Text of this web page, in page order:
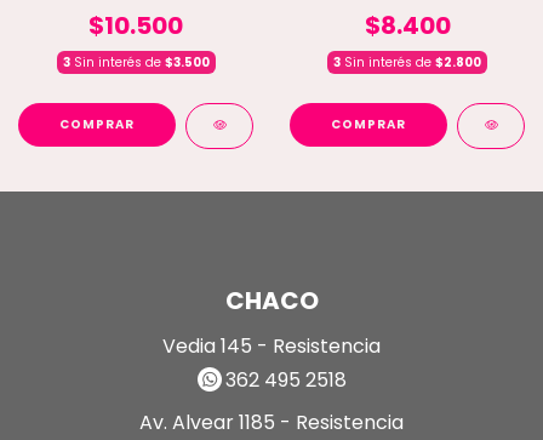
$10.500
3Sin interés de $3.500
COMPRAR
$8.400
3 Sin interés de $2.800
COMPRAR
CHACO
Vedia 145 - Resistencia
362 495 2518
Av. Alvear 1185 - Resistencia